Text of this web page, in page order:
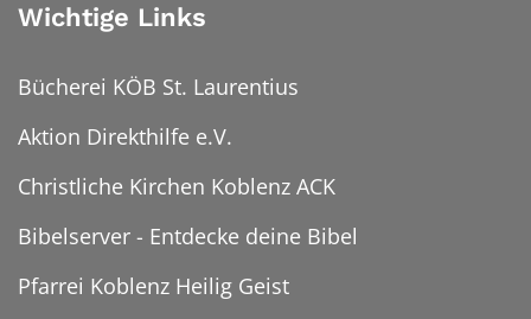
Wichtige Links
Bücherei KÖB St. Laurentius
Aktion Direkthilfe e.V.
Christliche Kirchen Koblenz ACK
Bibelserver - Entdecke deine Bibel
Pfarrei Koblenz Heilig Geist